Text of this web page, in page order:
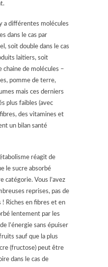
a différentes molécules
dans le cas par
soit double dans le cas
laitiers, soit
chaine de molécules –
pomme de terre,
mais ces derniers
plus faibles (avec
des vitamines et
un bilan santé
réagit de
le sucre absorbé
catégorie. Vous l’avez
reprises, pas de
Riches en fibres et en
lentement par les
l’énergie sans épuiser
sauf que la plus
(fructose) peut être
dans le cas de